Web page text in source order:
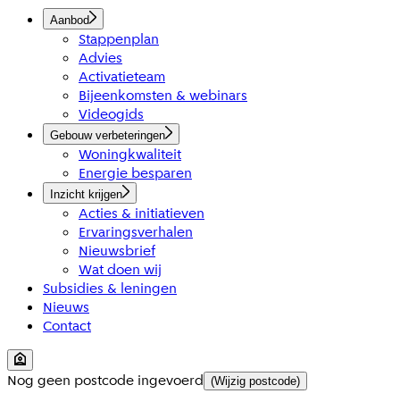
Aanbod
Stappenplan
Advies
Activatieteam
Bijeenkomsten & webinars
Videogids
Gebouw verbeteringen
Woningkwaliteit
Energie besparen
Inzicht krijgen
Acties & initiatieven
Ervaringsverhalen
Nieuwsbrief
Wat doen wij
Subsidies & leningen
Nieuws
Contact
Nog geen postcode ingevoerd (Wijzig postcode)